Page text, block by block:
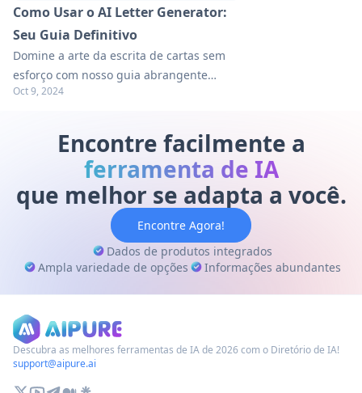
Como Usar o AI Letter Generator:
Seu Guia Definitivo
Domine a arte da escrita de cartas sem
esforço com nosso guia abrangente
sobre o uso do AI Letter Generator.
habilidades de comunicação.
Oct 9, 2024
Encontre facilmente a
ferramenta de IA
que melhor se adapta a você.
Encontre Agora!
Dados de produtos integrados
Ampla variedade de opções
Informações abundantes
Descubra as melhores ferramentas de IA de 2026 com o Diretório de IA!
support@aipure.ai